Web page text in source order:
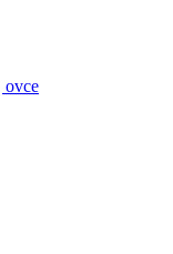
ovce